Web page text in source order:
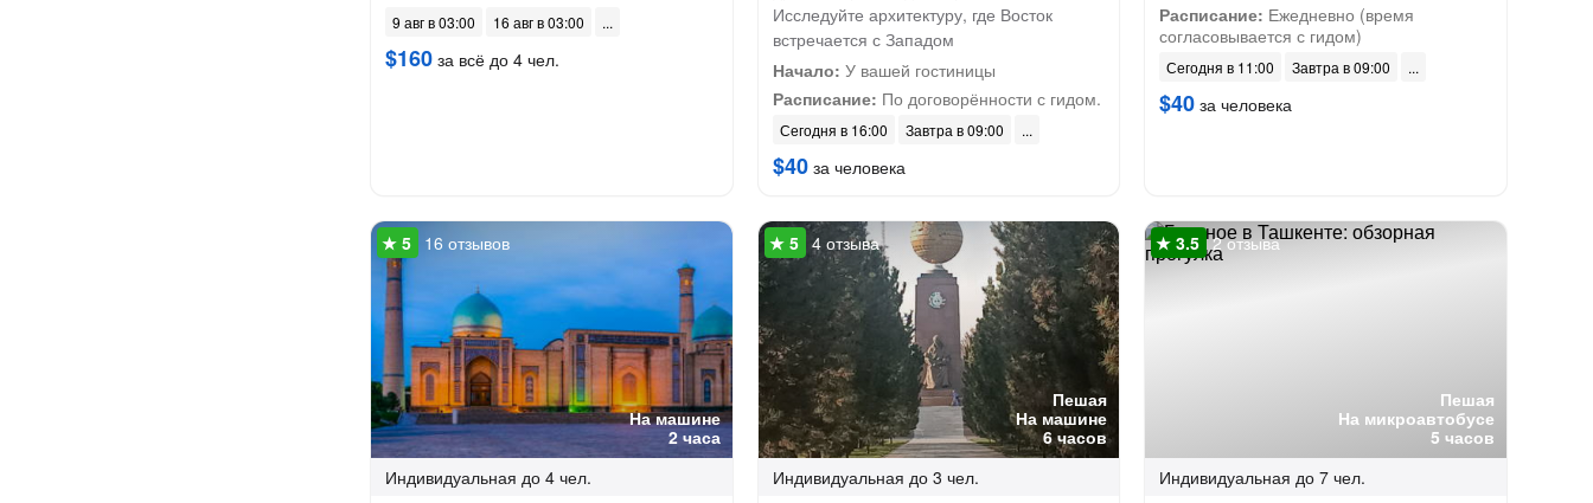
9 авг в 03:00 16 авг в 03:00
$160 за всё до 4 чел.
Исследуйте архитектуру, где Восток
встречается с Западом
Начало: У вашей гостиницы
Расписание: По договорённости с гидом.
Сегодня в 16:00 Завтра в 09:00
$40за человека
Расписание: Ежедневно (время
согласовывается с гидом)
Сегодня в 11:00 Завтра в 09:00
$40 за человека
На машине
2 часа
16 отзывов
Индивидуальная до 4 чел.
Пешая
На машине
6 часов
4 отзыва
Индивидуальная до 3 чел.
Пешая
На микроавтобусе
5 часов
2 отзыва
Индивидуальная до 7 чел.